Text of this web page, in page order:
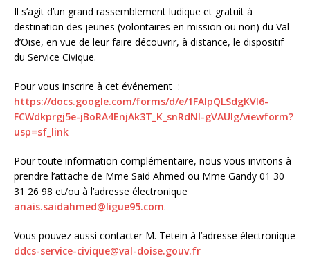
Il s’agit d’un grand rassemblement ludique et gratuit à
destination des jeunes (volontaires en mission ou non) du Val
d’Oise, en vue de leur faire découvrir, à distance, le dispositif
du Service Civique.
Pour vous inscrire à cet événement :
https://docs.google.com/forms/d/e/1FAIpQLSdgKVI6-
FCWdkprgj5e-jBoRA4EnjAk3T_K_snRdNl-gVAUlg/viewform?
usp=sf_link
Pour toute information complémentaire, nous vous invitons à
prendre l’attache de Mme Said Ahmed ou Mme Gandy 01 30
31 26 98 et/ou à l’adresse électronique
anais.saidahmed@ligue95.com.
Vous pouvez aussi contacter M. Tetein à l’adresse électronique
ddcs-service-civique@val-doise.gouv.fr